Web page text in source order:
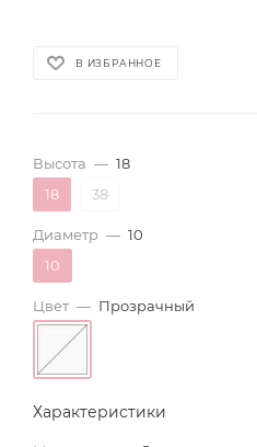
В ИЗБРАННОЕ
Высота — 18
18
38
Диаметр — 10
10
Цвет — Прозрачный
Характеристики